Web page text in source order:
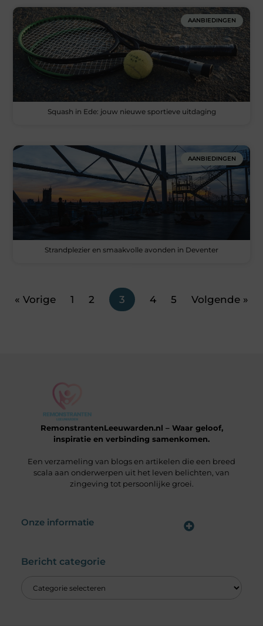
AANBIEDINGEN
Squash in Ede: jouw nieuwe sportieve uitdaging
AANBIEDINGEN
Strandplezier en smaakvolle avonden in Deventer
« Vorige 1 2 3 4 5 Volgende »
RemonstrantenLeeuwarden.nl – Waar geloof,
inspiratie en verbinding samenkomen.
Een verzameling van blogs en artikelen die een breed
scala aan onderwerpen uit het leven belichten, van
zingeving tot persoonlijke groei.
Onze informatie
Bericht categorie